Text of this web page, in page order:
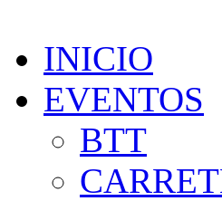
INICIO
EVENTOS
BTT